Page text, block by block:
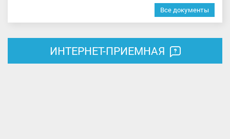
Все документы
ИНТЕРНЕТ-ПРИЕМНАЯ